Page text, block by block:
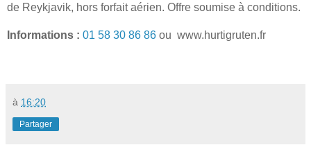
de Reykjavik, hors forfait aérien. Offre soumise à conditions.
Informations : 01 58 30 86 86 ou www.hurtigruten.fr
à 16:20
Partager